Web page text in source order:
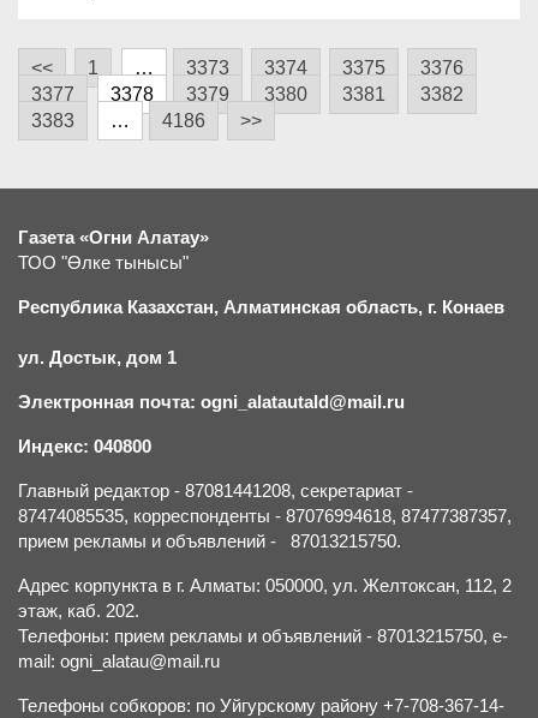
<< 1 … 3373 3374 3375
3376
3377
3378 3379 3380 3381
3382
3383
… 4186 >>
Газета «Огни Алатау»
ТОО "Өлке тынысы"
Республика Казахстан, Алматинская область, г. Конаев
ул. Достык, дом 1
Электронная почта: ogni_alatautald@mail.ru
Индекс: 040800
Главный редактор - 87081441208, секретариат -
87474085535, корреспонденты - 87076994618, 87477387357,
прием рекламы и объявлений - 87013215750.
Адрес корпункта в г. Алматы: 050000, ул. Желтоксан, 112, 2
этаж, каб. 202.
Телефоны: прием рекламы и объявлений - 87013215750, e-
mail: ogni_alatau@mail.ru
Телефоны собкоров: по Уйгурскому району +7-708-367-14-